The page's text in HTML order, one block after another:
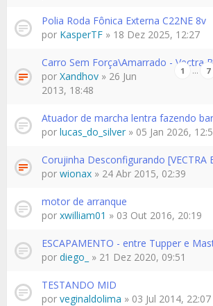
Polia Roda Fônica Externa C22NE 8v
por KasperTF » 18 Dez 2025, 12:27
Carro Sem Força\Amarrado - Vectra B
1 … 7
por Xandhov » 26 Jun
2013, 18:48
Atuador de marcha lentra fazendo
por lucas_do_silver » 05 Jan 2026,
Corujinha Desconfigurando [VECTRA
por wionax » 24 Abr 2015, 02:39
motor de arranque
por xwilliam01 » 03 Out 2016, 20:19
ESCAPAMENTO - entre Tupper e
por diego_ » 21 Dez 2020, 09:51
TESTANDO MID
por veginaldolima » 03 Jul 2014, 22:07